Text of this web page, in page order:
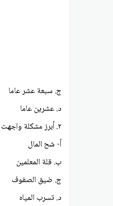
ج. سبعة عشر عاما
د. عشرين عاما
٢. أبرز مشكلة واجهت الطلاب والمعلمة " بومس " في المدرسة هي :
أ- شح المال
ب. قلة المعلمين
ج. ضيق الصفوف
د. تسرب المياه